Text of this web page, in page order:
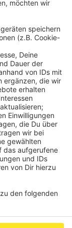
in
Küche einer
hatten
alarmiert.
der